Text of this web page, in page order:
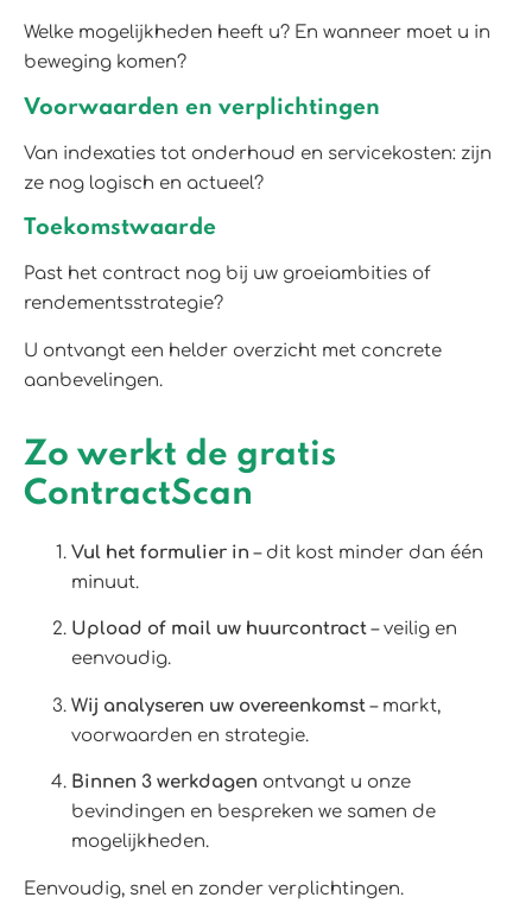
Welke mogelijkheden heeft u? En wanneer moet u in
beweging komen?
Voorwaarden en verplichtingen
Van indexaties tot onderhoud en servicekosten: zijn
ze nog logisch en actueel?
Toekomstwaarde
Past het contract nog bij uw groeiambities of
rendementsstrategie?
U ontvangt een helder overzicht met concrete
aanbevelingen.
Zo werkt de gratis
ContractScan
Vul het formulier in – dit kost minder dan één
minuut.
Upload of mail uw huurcontract– veilig en
eenvoudig.
Wij analyseren uw overeenkomst– markt,
voorwaarden en strategie.
Binnen 3 werkdagen ontvangt u onze
bevindingen en bespreken we samen de
mogelijkheden.
Eenvoudig, snel en zonder verplichtingen.